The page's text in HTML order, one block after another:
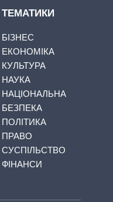
ТЕМАТИКИ
БІЗНЕС
ЕКОНОМІКА
КУЛЬТУРА
НАУКА
НАЦІОНАЛЬНА
БЕЗПЕКА
ПОЛІТИКА
ПРАВО
СУСПІЛЬСТВО
ФІНАНСИ